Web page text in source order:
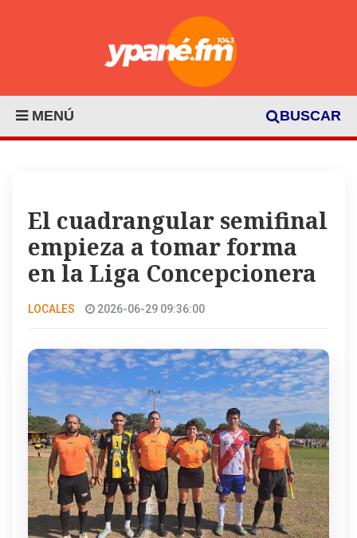
MENÚ BUSCAR
El cuadrangular semifinal
empieza a tomar forma
en la Liga Concepcionera
LOCALES 2026-06-29 09:36:00